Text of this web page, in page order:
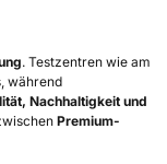
. Testzentren wie am
während
Nachhaltigkeit und
Premium-